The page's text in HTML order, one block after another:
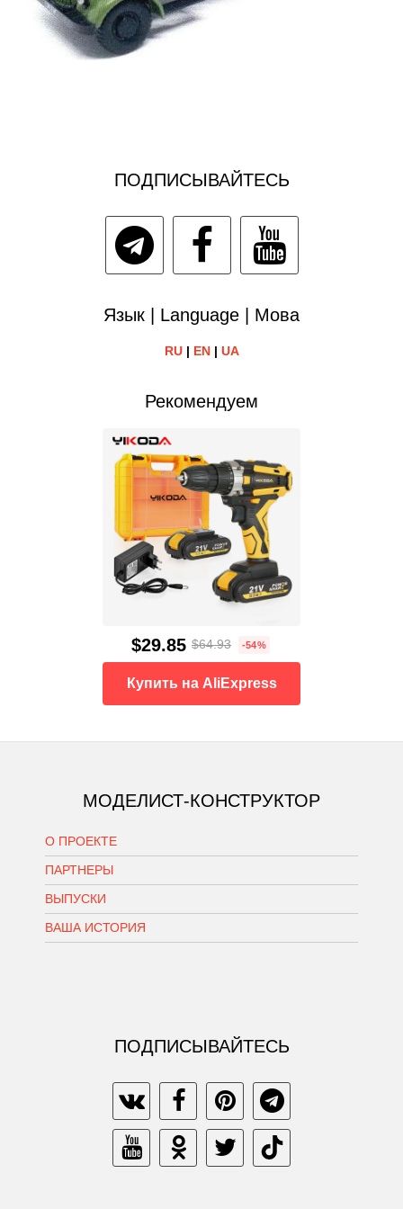
ПОДПИСЫВАЙТЕСЬ
Язык | Language | Мова
RU| EN| UA
Рекомендуем
$29.85 $64.93 -54%
Купить на AliExpress
МОДЕЛИСТ-КОНСТРУКТОР
О ПРОЕКТЕ
ПАРТНЕРЫ
ВЫПУСКИ
ВАША ИСТОРИЯ
ПОДПИСЫВАЙТЕСЬ